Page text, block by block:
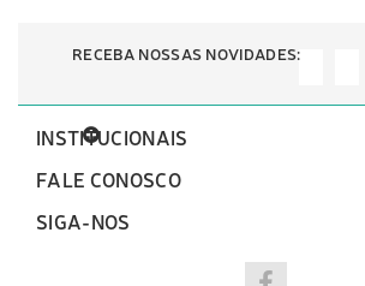
RECEBA NOSSAS NOVIDADES:
INSTITUCIONAIS
FALE CONOSCO
SIGA-NOS